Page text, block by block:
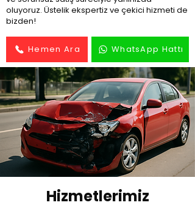
oluyoruz. Üstelik ekspertiz ve çekici hizmeti de
bizden!
Hemen Ara WhatsApp Hattı
Hizmetlerimiz